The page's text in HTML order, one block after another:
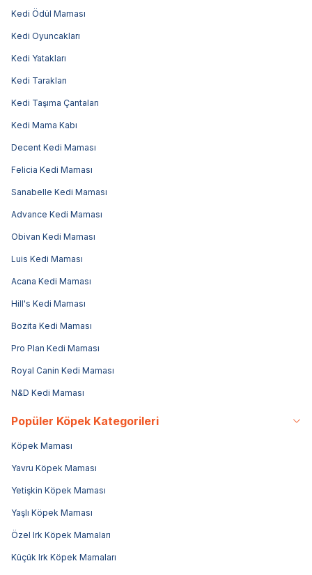
Kedi Ödül Maması
Kedi Oyuncakları
Kedi Yatakları
Kedi Tarakları
Kedi Taşıma Çantaları
Kedi Mama Kabı
Decent Kedi Maması
Felicia Kedi Maması
Sanabelle Kedi Maması
Advance Kedi Maması
Obivan Kedi Maması
Luis Kedi Maması
Acana Kedi Maması
Hill's Kedi Maması
Bozita Kedi Maması
Pro Plan Kedi Maması
Royal Canin Kedi Maması
N&D Kedi Maması
Popüler Köpek Kategorileri
Köpek Maması
Yavru Köpek Maması
Yetişkin Köpek Maması
Yaşlı Köpek Maması
Özel Irk Köpek Mamaları
Küçük Irk Köpek Mamaları